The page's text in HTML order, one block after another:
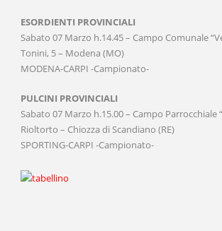
ESORDIENTI PROVINCIALI
Sabato 07 Marzo h.14.45 – Campo Comunale
Tonini, 5 – Modena (MO)
MODENA-CARPI -Campionato-
PULCINI PROVINCIALI
Sabato 07 Marzo h.15.00 – Campo Parrocchiale
Rioltorto – Chiozza di Scandiano (RE)
SPORTING-CARPI -Campionato-